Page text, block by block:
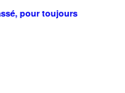
pour toujours